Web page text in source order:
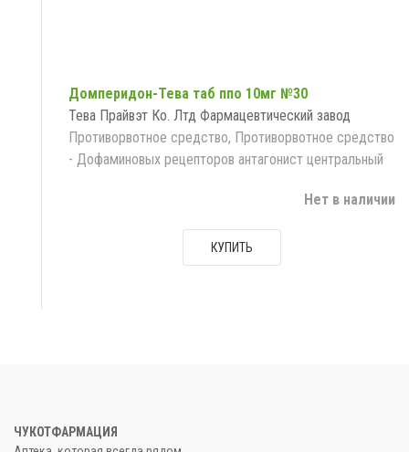
Домперидон-Тева таб ппо 10мг №30
Тева Прайвэт Ко. Лтд Фармацевтический завод
Противорвотное средство, Противорвотное средство
- Дофаминовых рецепторов антагонист центральный
Нет в наличии
КУПИТЬ
ЧУКОТФАРМАЦИЯ